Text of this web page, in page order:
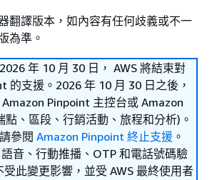
翻譯版本，如內容有任何歧義或不一
為準。
2026 年 10 月 30 日， AWS 將結束對
的支援。2026 年 10 月 30 日之後，
Pinpoint 主控台或 Amazon
點、區段、行銷活動、旅程和分析)。
參閱 Amazon Pinpoint 終止支援 。
語音、行動推播、OTP 和電話號碼驗
受此變更影響，並受 AWS 最終使用者